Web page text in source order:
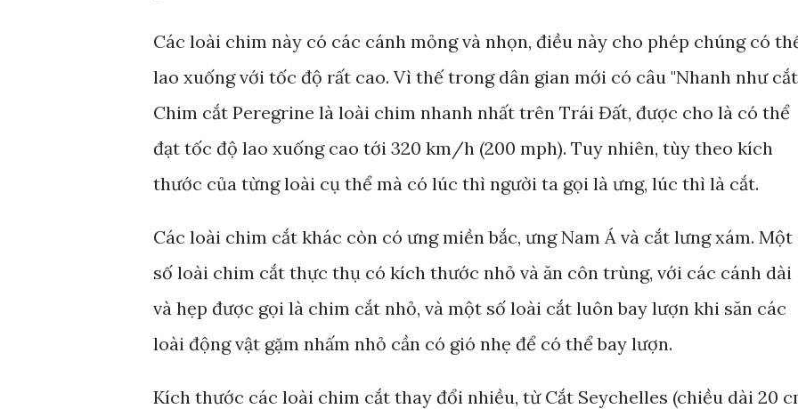
Các loài chim này có các cánh mỏng và nhọn, điều này cho phép chúng có
lao xuống với tốc độ rất cao. Vì thế trong dân gian mới có câu "Nhanh như
Chim cắt Peregrine là loài chim nhanh nhất trên Trái Đất, được cho là có thể
đạt tốc độ lao xuống cao tới 320 km/h (200 mph). Tuy nhiên, tùy theo kích
thước của từng loài cụ thể mà có lúc thì người ta gọi là ưng, lúc thì là cắt.
Các loài chim cắt khác còn có ưng miền bắc, ưng Nam Á và cắt lưng xám. Một
số loài chim cắt thực thụ có kích thước nhỏ và ăn côn trùng, với các cánh dài
và hẹp được gọi là chim cắt nhỏ, và một số loài cắt luôn bay lượn khi săn các
loài động vật gặm nhấm nhỏ cần có gió nhẹ để có thể bay lượn.
Kích thước các loài chim cắt thay đổi nhiều, từ Cắt Seychelles (chiều dài 20